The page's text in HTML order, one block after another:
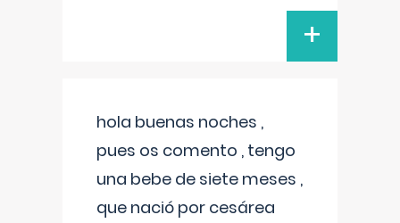
+
hola buenas noches ,
pues os comento , tengo
una bebe de siete meses ,
que nació por cesárea